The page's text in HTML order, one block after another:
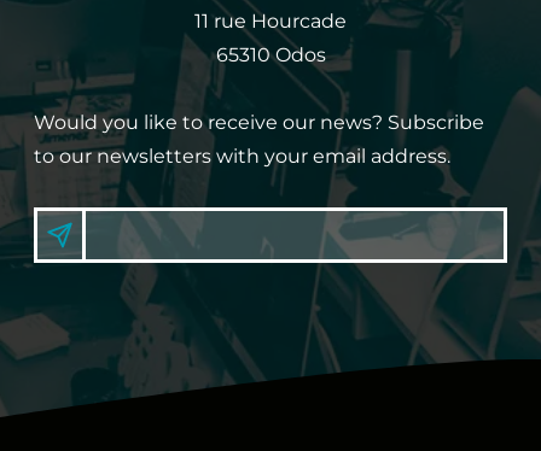
11 rue Hourcade
65310 Odos
Would you like to receive our news? Subscribe
to our newsletters with your email address.
E
L
S
n
u
p